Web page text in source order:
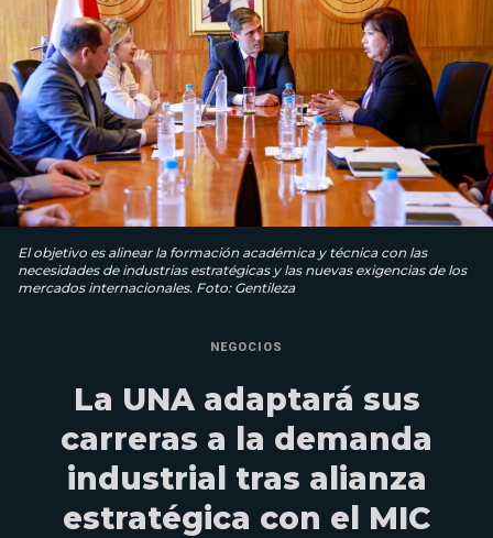
El objetivo es alinear la formación académica y técnica con las
necesidades de industrias estratégicas y las nuevas exigencias de los
mercados internacionales. Foto: Gentileza
NEGOCIOS
La UNA adaptará sus
carreras a la demanda
industrial tras alianza
estratégica con el MIC